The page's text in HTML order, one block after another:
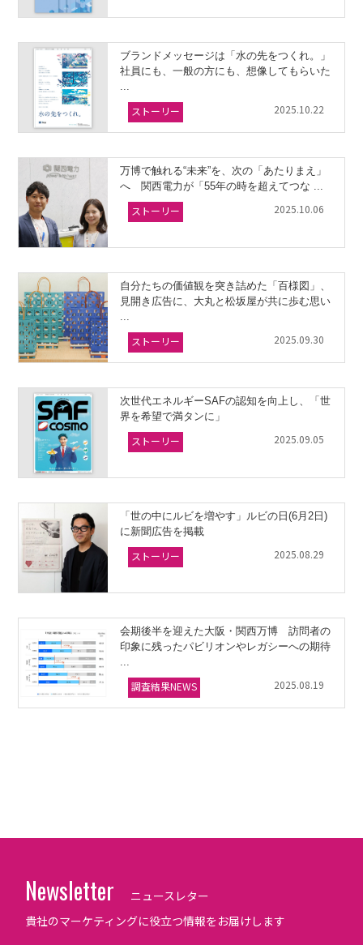
ブランドメッセージは「水の先をつくれ。」
社員にも、一般の方にも、想像してもらいた
...
ストーリー 2025.10.22
万博で触れる“未来”を、次の「あたりまえ」
へ 関西電力が「55年の時を超えてつな ...
ストーリー 2025.10.06
自分たちの価値観を突き詰めた「百様図」、
見開き広告に、大丸と松坂屋が共に歩む思い
...
ストーリー 2025.09.30
次世代エネルギーSAFの認知を向上し、「世
界を希望で満タンに」
ストーリー 2025.09.05
「世の中にルビを増やす」ルビの日(6月2日)
に新聞広告を掲載
ストーリー 2025.08.29
会期後半を迎えた大阪・関西万博 訪問者の
印象に残ったパビリオンやレガシーへの期待
...
調査結果NEWS 2025.08.19
Newsletter
ニュースレター
貴社のマーケティングに役立つ情報をお届けします